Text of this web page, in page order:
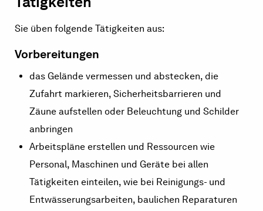
Sie üben folgende Tätigkeiten aus:
Vorbereitungen
das Gelände vermessen und abstecken, die
Zufahrt markieren, Sicherheitsbarrieren und
Zäune aufstellen oder Beleuchtung und Schilder
anbringen
Arbeitspläne erstellen und Ressourcen wie
Personal, Maschinen und Geräte bei allen
Tätigkeiten einteilen, wie bei Reinigungs- und
Entwässerungsarbeiten, baulichen Reparaturen